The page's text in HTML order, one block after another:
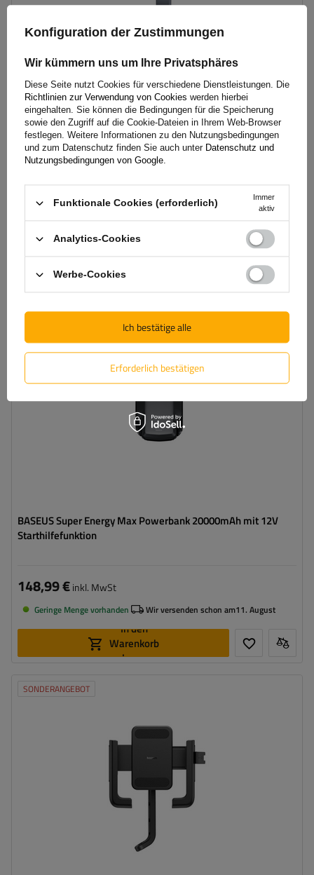
BASEUS PrimeTrip C03 Air Handyhalterung
14,10 €
Der niedrigste Preis binnen 30 Tage bevor Preisreduzierung: 17,59 €-19%
In den
BASEUS Super Energy Max Powerbank 20000mAh mit 12V
Starthilfefunktion
148,99 €inkl. MwSt
Geringe Menge vorhanden Wir versenden schon am11. August
In den
Warenkorb
legen
SONDERANGEBOT
Konfiguration der Zustimmungen
Wir kümmern uns um Ihre Privatsphäres
Diese Seite nutzt Cookies für verschiedene Dienstleistungen. Die
Richtlinien zur Verwendung von Cookies werden hierbei
eingehalten. Sie können die Bedingungen für die Speicherung
sowie den Zugriff auf die Cookie-Dateien in Ihrem Web-Browser
festlegen. Weitere Informationen zu den Nutzungsbedingungen
und zum Datenschutz finden Sie auch unter Datenschutz und
Nutzungsbedingungen von Google.
Funktionale Cookies (erforderlich)
Immer
aktiv
Analytics-Cookies
Werbe-Cookies
Erforderlich bestätigen
Ich bestätige alle